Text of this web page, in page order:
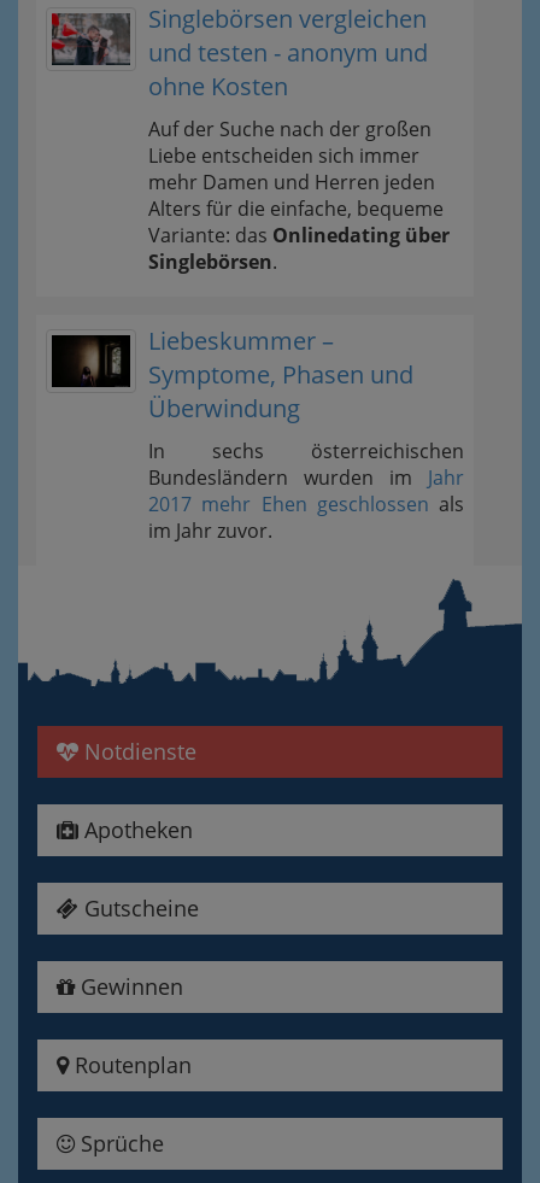
Singlebörsen vergleichen
und testen - anonym und
ohne Kosten
Auf der Suche nach der großen
Liebe entscheiden sich immer
mehr Damen und Herren jeden
Alters für die einfache, bequeme
Variante: das Onlinedating über
Singlebörsen.
Liebeskummer –
Symptome, Phasen und
Überwindung
In sechs österreichischen
Bundesländern wurden im Jahr
2017 mehr Ehen geschlossen als
im Jahr zuvor.
Notdienste
Apotheken
Gutscheine
Gewinnen
Routenplan
Sprüche